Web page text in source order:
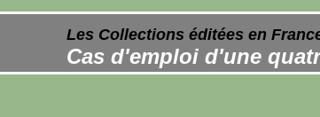
Les Collections éditées en
Cas d'emploi d'une